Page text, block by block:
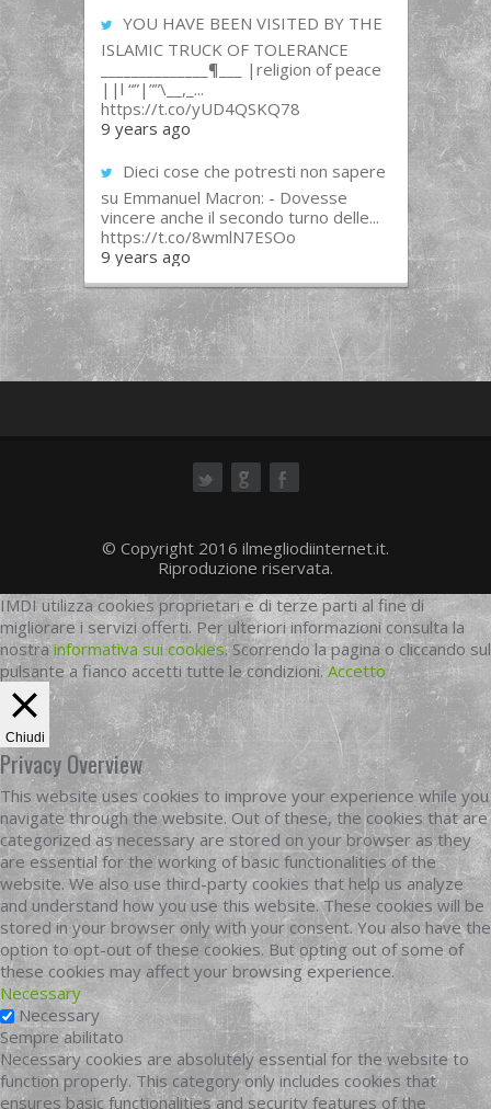
YOU HAVE BEEN VISITED BY THE
ISLAMIC TRUCK OF TOLERANCE
______________¶___ |religion of peace
||l “”|””\__,_...
https://t.co/yUD4QSKQ78
9 years ago
Dieci cose che potresti non sapere
su Emmanuel Macron: - Dovesse
vincere anche il secondo turno delle...
https://t.co/8wmlN7ESOo
9 years ago
© Copyright 2016 ilmegliodiinternet.it.
Riproduzione riservata.
IMDI utilizza cookies proprietari e di terze parti al fine di
migliorare i servizi offerti. Per ulteriori informazioni consulta la
nostrainformativa sui cookies. Scorrendo la pagina o cliccando sul
pulsante a fianco accetti tutte le condizioni.Accetto
Chiudi
Privacy Overview
This website uses cookies to improve your experience while you
navigate through the website. Out of these, the cookies that are
categorized as necessary are stored on your browser as they
are essential for the working of basic functionalities of the
website. We also use third-party cookies that help us analyze
and understand how you use this website. These cookies will be
stored in your browser only with your consent. You also have the
option to opt-out of these cookies. But opting out of some of
these cookies may affect your browsing experience.
Necessary
Necessary
Sempre abilitato
Necessary cookies are absolutely essential for the website to
function properly. This category only includes cookies that
ensures basic functionalities and security features of the